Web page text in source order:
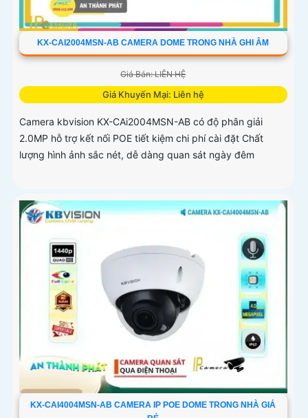
KX-CAI2004MSN-AB CAMERA DOME TRONG NHÀ GHI ÂM
Giá Bán: LIÊN HỆ
Giá Khuyến Mại: Liên hệ
Camera kbvision KX-CAi2004MSN-AB có độ phân giải
2.0MP hỗ trợ kết nối POE tiết kiệm chi phí cài đặt Chất
lượng hình ảnh sắc nét, dễ dàng quan sát ngày đêm
KX-CAI4004MSN-AB CAMERA IP POE DOME TRONG NHÀ GIÁ